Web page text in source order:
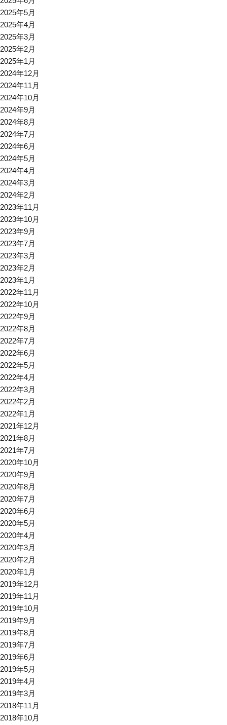
2025年5月
2025年4月
2025年3月
2025年2月
2025年1月
2024年12月
2024年11月
2024年10月
2024年9月
2024年8月
2024年7月
2024年6月
2024年5月
2024年4月
2024年3月
2024年2月
2023年11月
2023年10月
2023年9月
2023年7月
2023年3月
2023年2月
2023年1月
2022年11月
2022年10月
2022年9月
2022年8月
2022年7月
2022年6月
2022年5月
2022年4月
2022年3月
2022年2月
2022年1月
2021年12月
2021年8月
2021年7月
2020年10月
2020年9月
2020年8月
2020年7月
2020年6月
2020年5月
2020年4月
2020年3月
2020年2月
2020年1月
2019年12月
2019年11月
2019年10月
2019年9月
2019年8月
2019年7月
2019年6月
2019年5月
2019年4月
2019年3月
2018年11月
2018年10月